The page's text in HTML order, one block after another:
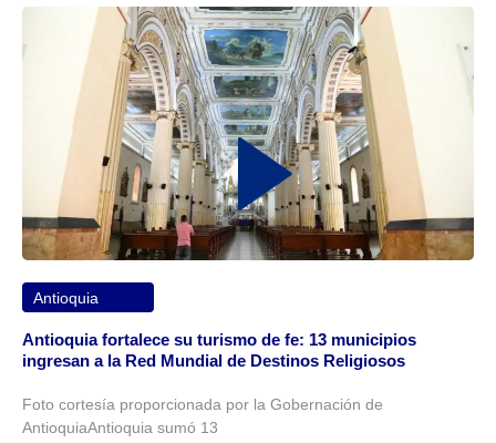
Antioquia
Antioquia fortalece su turismo de fe: 13 municipios
ingresan a la Red Mundial de Destinos Religiosos
Foto cortesía proporcionada por la Gobernación de
AntioquiaAntioquia sumó 13